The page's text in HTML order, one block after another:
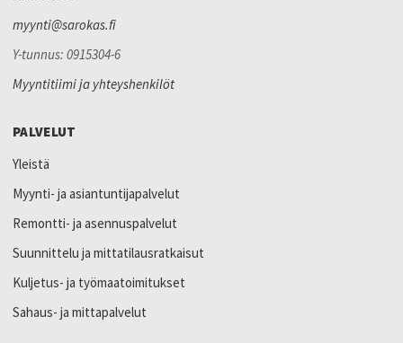
myynti@sarokas.fi
Y-tunnus: 0915304-6
Myyntitiimi ja yhteyshenkilöt
PALVELUT
Yleistä
Myynti- ja asiantuntijapalvelut
Remontti- ja asennuspalvelut
Suunnittelu ja mittatilausratkaisut
Kuljetus- ja työmaatoimitukset
Sahaus- ja mittapalvelut